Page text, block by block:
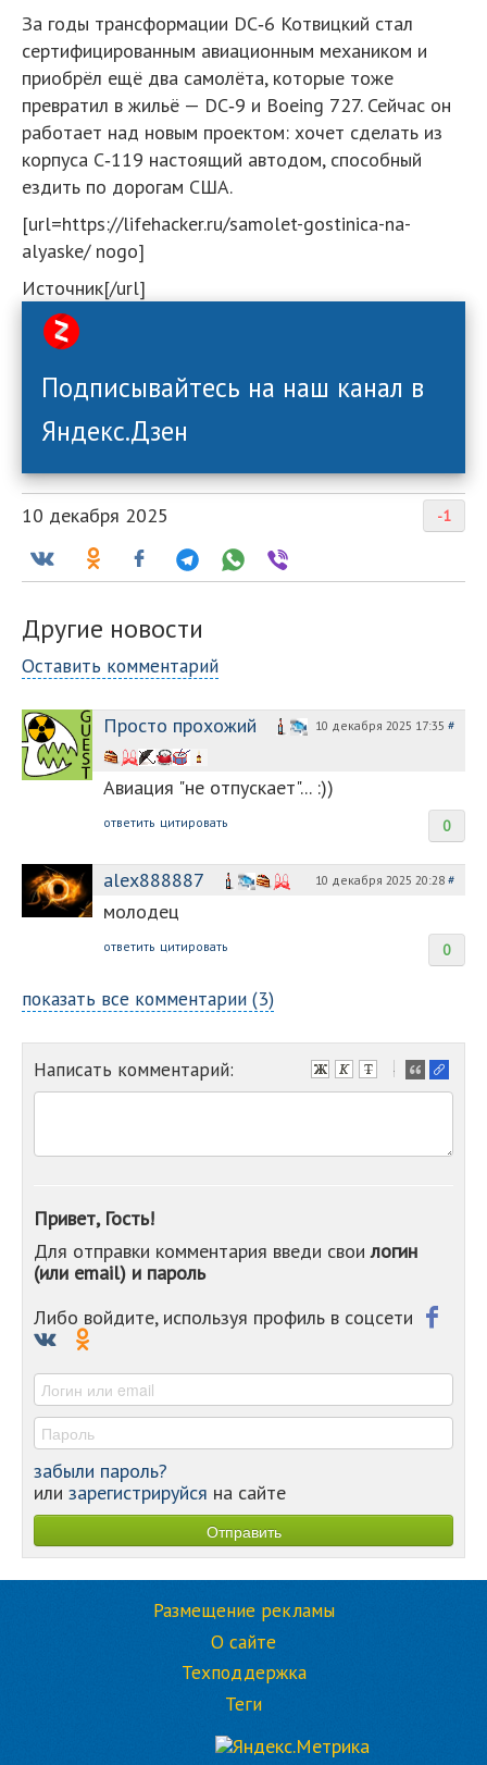
За годы трансформации DC‑6 Котвицкий стал
сертифицированным авиационным механиком и
приобрёл ещё два самолёта, которые тоже
превратил в жильё — DC‑9 и Boeing 727. Сейчас он
работает над новым проектом: хочет сделать из
корпуса C‑119 настоящий автодом, способный
ездить по дорогам США.
[url=https://lifehacker.ru/samolet-gostinica-na-
alyaske/ nogo]
Источник[/url]
Подписывайтесь на наш канал в
Яндекс.Дзен
-1
10 декабря 2025
Другие новости
Оставить комментарий
Просто прохожий 10 декабря 2025 17:35 #
Авиация "не отпускает"... :))
0
ответить цитировать
alex888887 10 декабря 2025 20:28 #
молодец
0
ответить цитировать
показать все комментарии (3)
Написать комментарий:
-
-
-
-
-
Привет, Гость!
Для отправки комментария введи своилогин
(или email) и пароль
Либо войдите, используя профиль в соцсети
забыли пароль?
или зарегистрируйся на сайте
Размещение рекламы
О сайте
Техподдержка
Теги